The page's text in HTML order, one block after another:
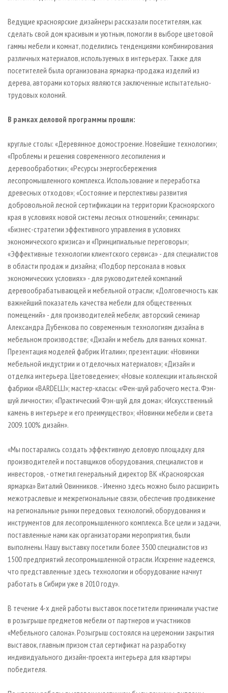
Ведущие красноярские дизайнеры рассказали посетителям, как
сделать свой дом красивым и уютным, помогли в выборе цветовой
гаммы мебели и комнат, поделились тенденциями комбинирования
различных материалов, используемых в интерьерах. Также для
посетителей была организована ярмарка-продажа изделий из
дерева, авторами которых являются заключенные испытательно-
трудовых колоний.
В рамках деловой программы прошли:
круглые столы: «Деревянное домостроение. Новейшие технологии»;
«Проблемы и решения современного лесопиления и
деревообработки»; «Ресурсы энергосбережения
лесопромышленного комплекса. Использование и переработка
древесных отходов»; «Состояние и перспективы развития
добровольной лесной сертификации на территории Красноярского
края в условиях новой системы лесных отношений»; семинары:
«Бизнес-стратегии эффективного управления в условиях
экономического кризиса» и «Принципиальные переговоры»;
«Эффективные технологии клиентского сервиса» - для специалистов
в области продаж и дизайна; «Подбор персонала в новых
экономических условиях» - для руководителей компаний
деревообрабатывающей и мебельной отрасли; «Долговечность как
важнейший показатель качества мебели для общественных
помещений» - для производителей мебели; авторский семинар
Александра Дубенкова по современным технологиям дизайна в
мебельном производстве; «Дизайн и мебель для ванных комнат.
Презентация моделей фабрик Италии»; презентации: «Новинки
мебельной индустрии и отделочных материалов»; «Дизайн и
отделка интерьера. Цветоведение»; «Новые коллекции итальянской
фабрики «BARDELLI»; мастер-классы: «Фен-шуй рабочего места. Фэн-
шуй личности»; «Практический Фэн-шуй для дома»; «Искусственный
камень в интерьере и его преимущество»; «Новинки мебели и света
2009. 100% дизайн».
«Мы постарались создать эффективную деловую площадку для
производителей и поставщиков оборудования, специалистов и
инвесторов, - отметил генеральный директор ВК «Красноярская
ярмарка» Виталий Овинников. - Именно здесь можно было расширить
межотраслевые и межрегиональные связи, обеспечив продвижение
на региональные рынки передовых технологий, оборудования и
инструментов для лесопромышленного комплекса. Все цели и задачи,
поставленные нами как организаторами мероприятия, были
выполнены. Нашу выставку посетили более 3500 специалистов из
1500 предприятий лесопромышленной отрасли. Искренне надеемся,
что представленные здесь технологии и оборудование начнут
работать в Сибири уже в 2010 году».
В течение 4-х дней работы выставок посетители принимали участие
в розыгрыше предметов мебели от партнеров и участников
«Мебельного салона». Розыгрыш состоялся на церемонии закрытия
выставок, главным призом стал сертификат на разработку
индивидуального дизайн-проекта интерьера для квартиры
победителя.